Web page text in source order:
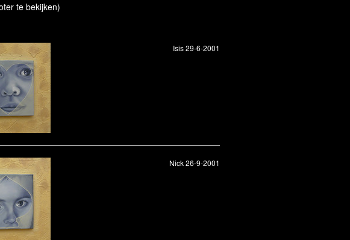
te bekijken)
Isis 29-6-2001
Nick 26-9-2001